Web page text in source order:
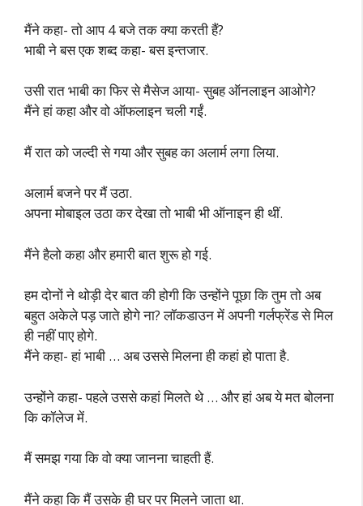
मैंने कहा- तो आप 4 बजे तक क्या करती हैं?
भाबी ने बस एक शब्द कहा- बस इन्तजार.
उसी रात भाबी का फिर से मैसेज आया- सुबह ऑनलाइन आओगे?
मैंने हां कहा और वो ऑफलाइन चली गईं.
मैं रात को जल्दी से गया और सुबह का अलार्म लगा लिया.
अलार्म बजने पर मैं उठा.
अपना मोबाइल उठा कर देखा तो भाबी भी ऑनाइन ही थीं.
मैंने हैलो कहा और हमारी बात शुरू हो गई.
हम दोनों ने थोड़ी देर बात की होगी कि उन्होंने पूछा कि तुम तो अब
बहुत अकेले पड़ जाते होगे ना? लॉकडाउन में अपनी गर्लफ्रेंड से मिल
ही नहीं पाए होगे.
मैंने कहा- हां भाबी … अब उससे मिलना ही कहां हो पाता है.
उन्होंने कहा- पहले उससे कहां मिलते थे … और हां अब ये मत बोलना
कि कॉलेज में.
मैं समझ गया कि वो क्या जानना चाहती हैं.
मैंने कहा कि मैं उसके ही घर पर मिलने जाता था.